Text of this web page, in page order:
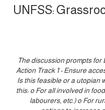
UNFSS:
The discussion prompts for
Action Track 1 - Ensure
Is this feasible or a utopian
this: o For all involved in
labourers, etc.) o For